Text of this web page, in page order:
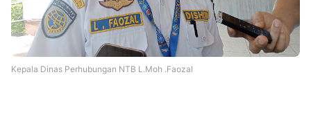
Kepala Dinas Perhubungan NTB L.Moh .Faozal